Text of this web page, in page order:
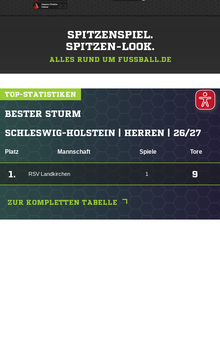
SPITZENSPIEL.
SPITZEN-LOOK.
ALLES RUND UM FUSSBALL.DE
TOP-STATISTIKEN
BESTER STURM
SCHLESWIG-HOLSTEIN | HERREN | 26/27
Platz Mannschaft Spiele Tore
1. RSV Landkirchen 1 9
ZUR KOMPLETTEN TABELLE